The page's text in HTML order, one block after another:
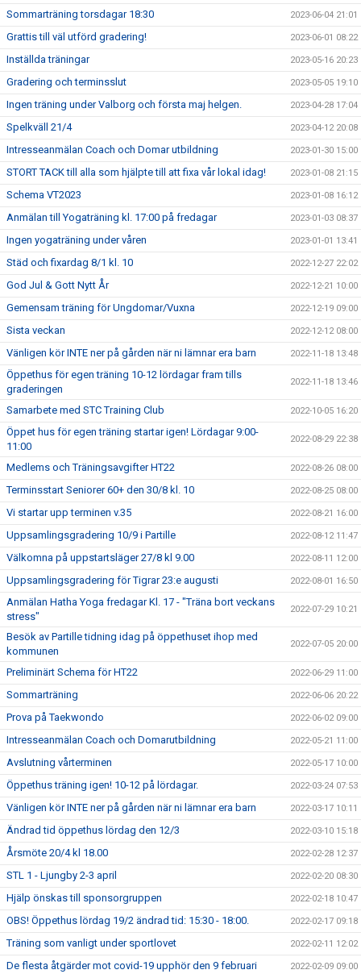
Sommarträning torsdagar 18:30 2023-06-04 21:01
Grattis till väl utförd gradering! 2023-06-01 08:22
Inställda träningar 2023-05-16 20:23
Gradering och terminsslut 2023-05-05 19:10
Ingen träning under Valborg och första maj helgen. 2023-04-28 17:04
Spelkväll 21/4 2023-04-12 20:08
Intresseanmälan Coach och Domar utbildning 2023-01-30 15:00
STORT TACK till alla som hjälpte till att fixa vår lokal idag! 2023-01-08 21:15
Schema VT2023 2023-01-08 16:12
Anmälan till Yogaträning kl. 17:00 på fredagar 2023-01-03 08:37
Ingen yogaträning under våren 2023-01-01 13:41
Städ och fixardag 8/1 kl. 10 2022-12-27 22:02
God Jul & Gott Nytt År 2022-12-21 10:00
Gemensam träning för Ungdomar/Vuxna 2022-12-19 09:00
Sista veckan 2022-12-12 08:00
Vänligen kör INTE ner på gården när ni lämnar era barn 2022-11-18 13:48
Öppethus för egen träning 10-12 lördagar fram tills
graderingen
2022-11-18 13:46
Samarbete med STC Training Club 2022-10-05 16:20
Öppet hus för egen träning startar igen! Lördagar 9:00-
11:00
2022-08-29 22:38
Medlems och Träningsavgifter HT22 2022-08-26 08:00
Terminsstart Seniorer 60+ den 30/8 kl. 10 2022-08-25 08:00
Vi startar upp terminen v.35 2022-08-21 16:00
Uppsamlingsgradering 10/9 i Partille 2022-08-12 11:47
Välkomna på uppstartsläger 27/8 kl 9.00 2022-08-11 12:00
Uppsamlingsgradering för Tigrar 23:e augusti 2022-08-01 16:50
Anmälan Hatha Yoga fredagar Kl. 17 - "Träna bort veckans
stress"
2022-07-29 10:21
Besök av Partille tidning idag på öppethuset ihop med
kommunen
2022-07-05 20:00
Preliminärt Schema för HT22 2022-06-29 11:00
Sommarträning 2022-06-06 20:22
Prova på Taekwondo 2022-06-02 09:00
Intresseanmälan Coach och Domarutbildning 2022-05-21 11:00
Avslutning vårterminen 2022-05-17 10:00
Öppethus träning igen! 10-12 på lördagar. 2022-03-24 07:53
Vänligen kör INTE ner på gården när ni lämnar era barn 2022-03-17 10:11
Ändrad tid öppethus lördag den 12/3 2022-03-10 15:18
Årsmöte 20/4 kl 18.00 2022-02-28 12:37
STL 1 - Ljungby 2-3 april 2022-02-20 08:30
Hjälp önskas till sponsorgruppen 2022-02-18 10:47
OBS! Öppethus lördag 19/2 ändrad tid: 15:30 - 18:00. 2022-02-17 09:18
Träning som vanligt under sportlovet 2022-02-11 12:02
De flesta åtgärder mot covid-19 upphör den 9 februari 2022-02-09 09:00